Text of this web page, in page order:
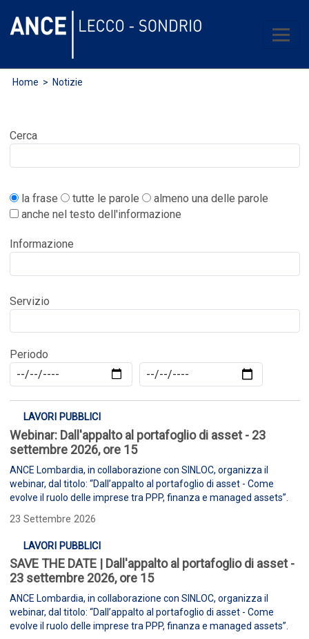
Home > Notizie
Cerca
la frase tutte le parole
almeno una delle parole
anche nel testo dell'informazione
Informazione
Servizio
Periodo
LAVORI PUBBLICI
Webinar: Dall'appalto al portafoglio di asset - 23
settembre 2026, ore 15
ANCE Lombardia, in collaborazione con SINLOC, organizza il
webinar, dal titolo: “Dall’appalto al portafoglio di asset - Come
evolve il ruolo delle imprese tra PPP, finanza e managed assets”.
23 Settembre 2026
LAVORI PUBBLICI
SAVE THE DATE | Dall'appalto al portafoglio di asset -
23 settembre 2026, ore 15
ANCE Lombardia, in collaborazione con SINLOC, organizza il
webinar, dal titolo: “Dall’appalto al portafoglio di asset - Come
evolve il ruolo delle imprese tra PPP, finanza e managed assets”.